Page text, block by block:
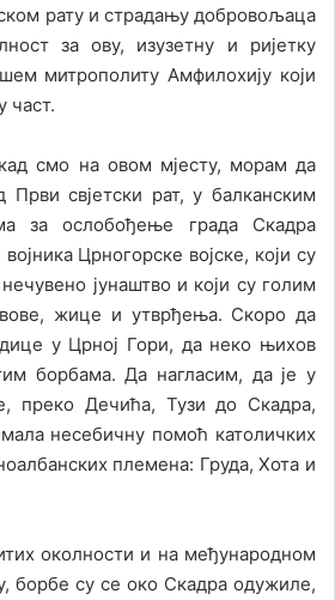
рату и страдању добровољаца
за ову, изузетну и ријетку
митрополиту Амфилохију који
част.
смо на овом мјесту, морам да
Први свјетски рат, у балканским
за ослобођење града Скадра
Црногорске војске, који су
јунаштво и који су голим
жице и утврђења. Скоро да
у Црној Гори, да неко њихов
борбама. Да нагласим, да је у
преко Дечића, Тузи до Скадра,
несебичну помоћ католичких
племена: Груда, Хота и
околности и на међународном
борбе су се око Скадра одужиле,